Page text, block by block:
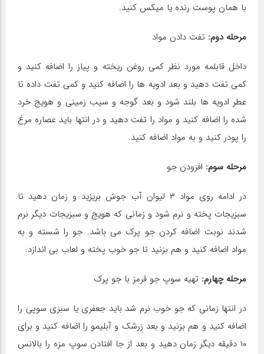
با همان پوست رنده یا میکس کنید.
مرحله دوم: تفت دادن مواد
داخل قابلمه مورد نظر کمی روغن ریخته و پیاز را اضافه کنید و
کمی تفت دهید و بعد ادویه ها را اضافه کنید و کمی تفت داده تا
عطر ادویه ها بلند شود و بعد گوجه و سیب زمینی و هویج خرد
شده را اضافه کنید و مواد را تفت دهید و در انتها باید عصاره مرغ
را پودر کنید و به مواد اضافه کنید.
مرحله سوم: افزودن جو
در ادامه روی مواد ۳ لیوان آب جوش بریزید و زمان دهید تا
سبزیجات پخته و نرم شود و زمانی که هویج و سبزیجات دیگر نرم
شدند نوبت اضافه کردن جو پرک می باشد. جو را شسته و به
مواد اضافه کنید و هم بزنید تا جو خوب پخته و لعاب بی اندازد.
مرحله چهارم: تهیه سوپ جو قرمز با جو پرک
در انتها زمانی که جو خوب نرم شد باید جعفری یا سبزی سوپی را
اضافه کنید و هم بزنید و بعد زرشک و آبلیمو را اضافه کنید و برای
۱۰ دقیقه دیگر زمان دهید و بعد از جا افتادن سوپ مزه را بالانس